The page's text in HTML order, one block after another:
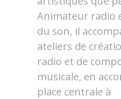
Animateur radio
du son, il
ateliers de
radio et de
musicale, en
place centrale à